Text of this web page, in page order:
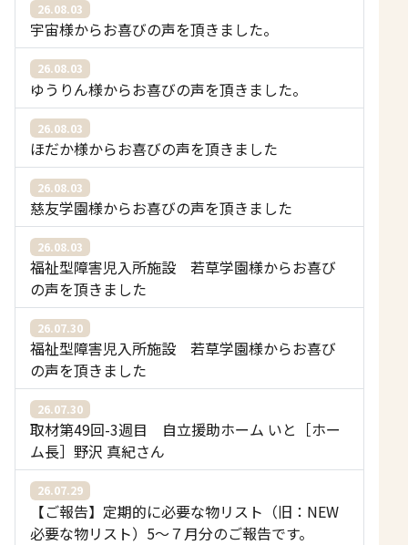
26.08.03
宇宙様からお喜びの声を頂きました。
26.08.03
ゆうりん様からお喜びの声を頂きました。
26.08.03
ほだか様からお喜びの声を頂きました
26.08.03
慈友学園様からお喜びの声を頂きました
26.08.03
福祉型障害児入所施設 若草学園様からお喜び
の声を頂きました
26.07.30
福祉型障害児入所施設 若草学園様からお喜び
の声を頂きました
26.07.30
取材第49回-3週目 自立援助ホーム いと［ホー
ム長］野沢 真紀さん
26.07.29
【ご報告】定期的に必要な物リスト（旧：NEW
必要な物リスト）5〜７月分のご報告です。